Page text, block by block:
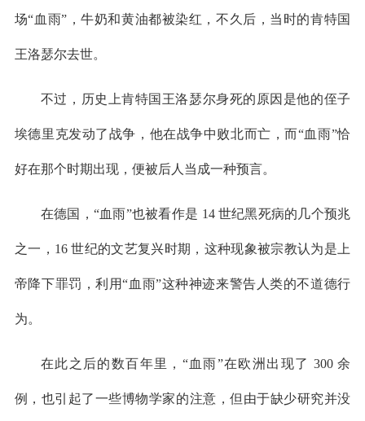
场“血雨”，牛奶和黄油都被染红，不久后，当时的肯特国
王洛瑟尔去世。
不过，历史上肯特国王洛瑟尔身死的原因是他的侄子
埃德里克发动了战争，他在战争中败北而亡，而“血雨”恰
好在那个时期出现，便被后人当成一种预言。
在德国，“血雨”也被看作是 14 世纪黑死病的几个预兆
之一，16 世纪的文艺复兴时期，这种现象被宗教认为是上
帝降下罪罚，利用“血雨”这种神迹来警告人类的不道德行
为。
在此之后的数百年里，“血雨”在欧洲出现了 300 余
例，也引起了一些博物学家的注意，但由于缺少研究并没